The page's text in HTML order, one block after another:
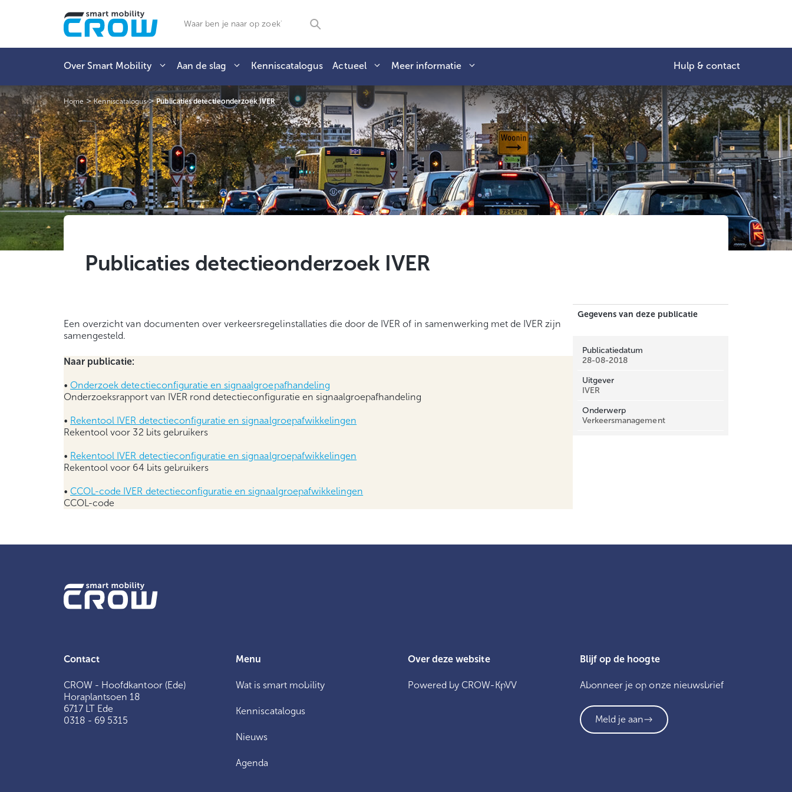
Zoeken
Over Smart Mobility Aan de slag Kenniscatalogus Actueel Meer informatie Hulp & contact
Home>Kenniscatalogus>Publicaties detectieonderzoek IVER
Publicaties detectieonderzoek IVER
Een overzicht van documenten over verkeersregelinstallaties die door de IVER of in samenwerking met de IVER zijn
samengesteld.
Naar publicatie:
• Onderzoek detectieconfiguratie en signaalgroepafhandeling
Onderzoeksrapport van IVER rond detectieconfiguratie en signaalgroepafhandeling
• Rekentool IVER detectieconfiguratie en signaalgroepafwikkelingen
Rekentool voor 32 bits gebruikers
• Rekentool IVER detectieconfiguratie en signaalgroepafwikkelingen
Rekentool voor 64 bits gebruikers
• CCOL-code IVER detectieconfiguratie en signaalgroepafwikkelingen
CCOL-code
Gegevens van deze publicatie
Publicatiedatum
28-08-2018
Uitgever
IVER
Onderwerp
Verkeersmanagement
Contact
CROW - Hoofdkantoor (Ede)
Horaplantsoen 18
6717 LT Ede
0318 - 69 5315
Menu
Wat is smart mobility
Kenniscatalogus
Nieuws
Agenda
Over deze website
Powered by CROW-KpVV
Blijf op de hoogte
Abonneer je op onze nieuwsbrief
Meld je aan